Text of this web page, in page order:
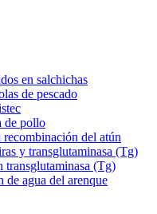
en salchichas
de pescado
de pollo
del atún
y transglutaminasa (Tg)
transglutaminasa (Tg)
de agua del arenque